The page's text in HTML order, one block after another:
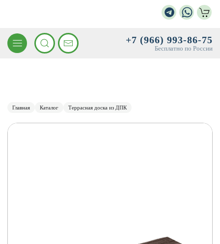
+7 (966) 993-86-75
Бесплатно по России
Главная Каталог Террасная доска из ДПК